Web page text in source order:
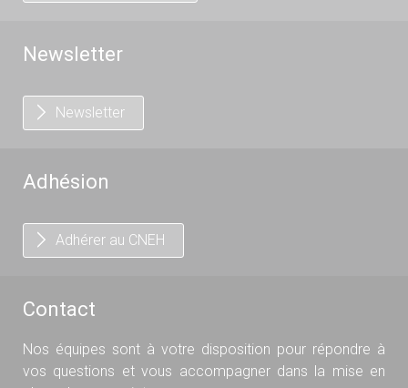
Newsletter
Newsletter
Adhésion
Adhérer au CNEH
Contact
Nos équipes sont à votre disposition pour répondre à
vos questions et vous accompagner dans la mise en